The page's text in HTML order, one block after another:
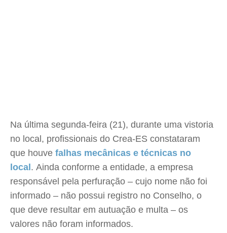
Na última segunda-feira (21), durante uma vistoria
no local, profissionais do Crea-ES constataram
que houve falhas mecânicas e técnicas no
local. Ainda conforme a entidade, a empresa
responsável pela perfuração – cujo nome não foi
informado – não possui registro no Conselho, o
que deve resultar em autuação e multa – os
valores não foram informados.